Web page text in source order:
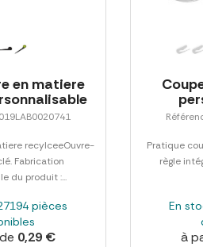
en matiere
recylceeOuvre-
Fabrication
du produit :...
pièces
0,29 €
Pratique
règle
En
à